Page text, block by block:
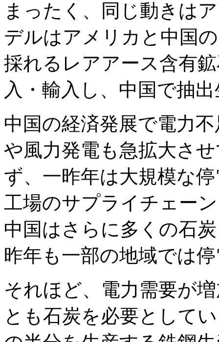
まったく、同じ動きは
デルはアメリカと中国
採れるレアアース含有
入・輸入し、中国で抽
中国の経済発展で電力
や風力発電も急拡大さ
ず、一昨年は大規模な
工場のサプライチェー
中国はさらに多くの石
昨年も一部の地域では
それほど、電力需要が
とも石炭を必要として